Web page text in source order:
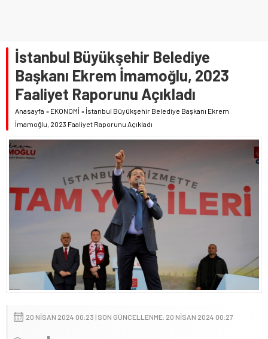
İstanbul Büyükşehir Belediye
Başkanı Ekrem İmamoğlu, 2023
Faaliyet Raporunu Açıkladı
Anasayfa » EKONOMİ » İstanbul Büyükşehir Belediye Başkanı Ekrem
İmamoğlu, 2023 Faaliyet Raporunu Açıkladı
20 NISAN 2024 00:23 | SON GÜNCELLENME: 20 NISAN 2024 00:27